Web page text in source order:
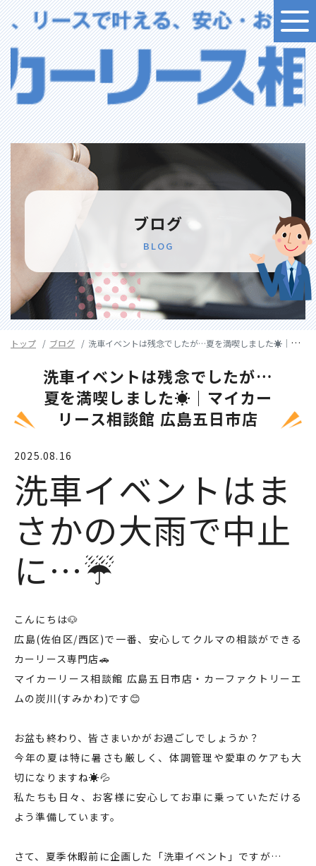
ブログ
BLOG
トップ ブログ 洗車イベントは残念でしたが…夏を満喫しました☀️｜マイカーリース相談館 広島五日市店
洗車イベントは残念でしたが…
夏を満喫しました☀️｜マイカー
リース相談館 広島五日市店
2025.08.16
洗車イベントはま
さかの大雨で中止
に…☔
こんにちは🐶
広島(佐伯区/西区)で一番、安心してクルマの相談ができる
カーリース専門店🚗
マイカーリース相談館 広島五日市店・カーファクトリーエ
ムの炭川(すみかわ)です😊
お盆も終わり、皆さまいかがお過ごしでしょうか？
今年の夏は特に暑さも厳しく、体調管理や愛車のケアも大
切になりますね☀️💦
私たちも日々、お客様に安心してお車に乗っていただける
よう準備しています。
さて、夏季休暇前に企画した「洗車イベント」ですが…